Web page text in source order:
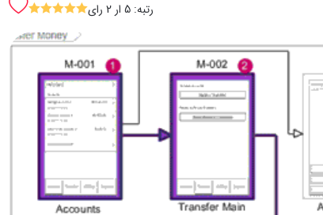
رتبه: 5 ار 2 رای SSSSS